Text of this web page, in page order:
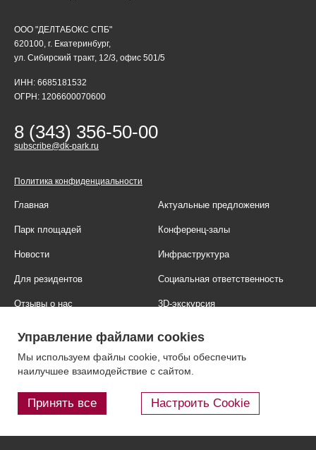
ООО "ДЕЛТАБОКС СПБ"
620100, г. Екатеринбург,
ул. Сибирский тракт, 12/3, офис 501/5
ИНН: 6685181532
ОГРН: 1206600070600
8 (343) 356-50-00
subscribe@dk-park.ru
Политика конфиденциальности
Главная Актуальные предложения
Парк площадей Конференц-залы
Новости Инфраструктура
Для резидентов Социальная ответственность
Отзывы о нас 3D-экскурсия
Контакты Блог
Управление файлами cookies
Мы используем файлы cookie, чтобы обеспечить
наилучшее взаимодействие с сайтом.
Принять все Настроить Cookie